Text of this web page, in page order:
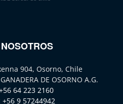
904, Osorno, Chile
DE OSORNO A.G.
64 223 2160
+56 9 57244942